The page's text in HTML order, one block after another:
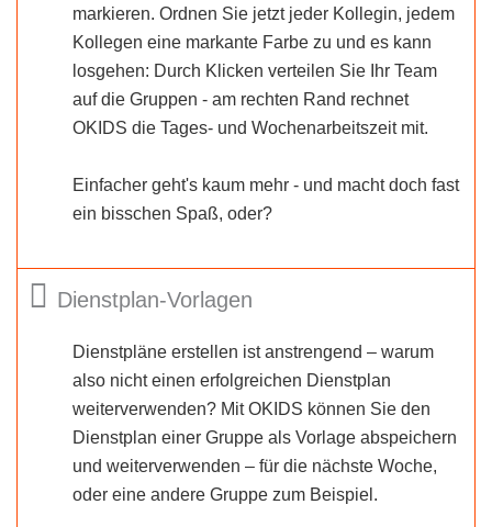
markieren. Ordnen Sie jetzt jeder Kollegin, jedem
Kollegen eine markante Farbe zu und es kann
losgehen: Durch Klicken verteilen Sie Ihr Team
auf die Gruppen - am rechten Rand rechnet
OKIDS die Tages- und Wochenarbeitszeit mit.
Einfacher geht's kaum mehr - und macht doch fast
ein bisschen Spaß, oder?
Dienstplan-Vorlagen
Dienstpläne erstellen ist anstrengend – warum
also nicht einen erfolgreichen Dienstplan
weiterverwenden? Mit OKIDS können Sie den
Dienstplan einer Gruppe als Vorlage abspeichern
und weiterverwenden – für die nächste Woche,
oder eine andere Gruppe zum Beispiel.